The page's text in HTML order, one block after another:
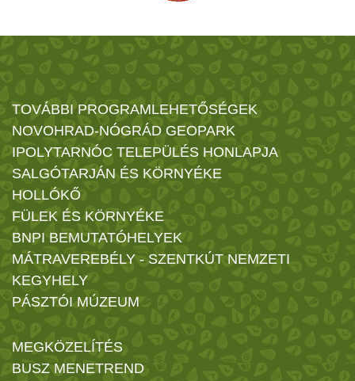
TOVÁBBI PROGRAMLEHETŐSÉGEK
NOVOHRAD-NÓGRÁD GEOPARK
IPOLYTARNÓC TELEPÜLÉS HONLAPJA
SALGÓTARJÁN ÉS KÖRNYÉKE
HOLLÓKŐ
FÜLEK ÉS KÖRNYÉKE
BNPI BEMUTATÓHELYEK
MÁTRAVEREBÉLY - SZENTKÚT NEMZETI
KEGYHELY
PÁSZTÓI MÚZEUM
MEGKÖZELÍTÉS
BUSZ MENETREND